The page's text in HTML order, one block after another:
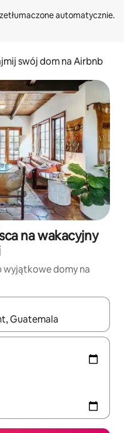
swój dom na Airbnb
na wakacyjny
wyjątkowe domy na
poruszać się po nich za